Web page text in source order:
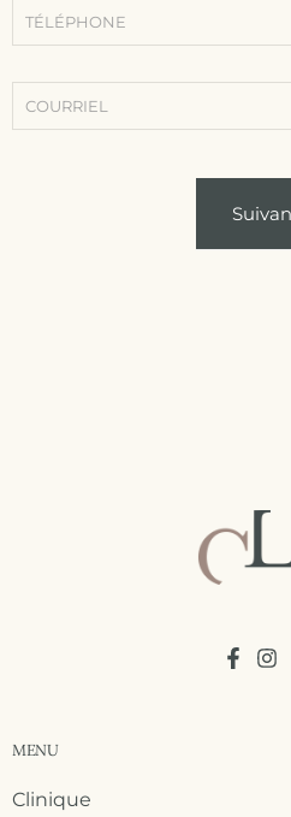
(Contact -
-
Conditions)
MENU
Clinique